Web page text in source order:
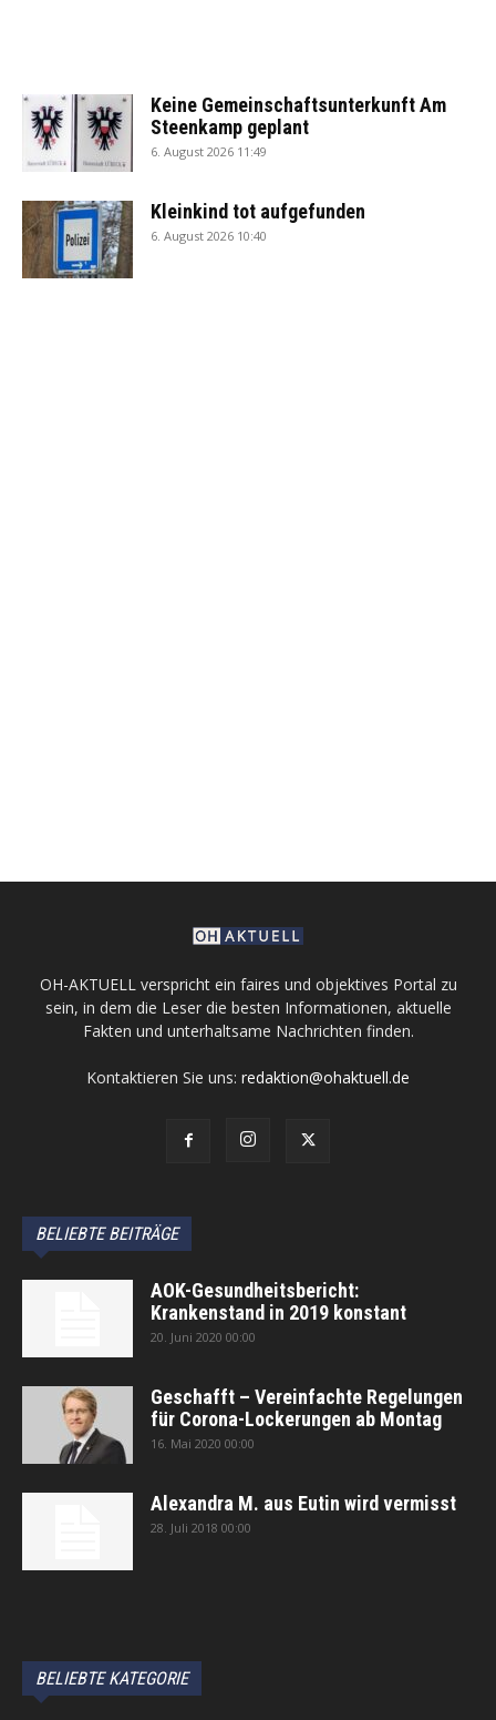
Keine Gemeinschaftsunterkunft Am
Steenkamp geplant
6. August 2026 11:49
Kleinkind tot aufgefunden
6. August 2026 10:40
OH-AKTUELL verspricht ein faires und objektives Portal zu
sein, in dem die Leser die besten Informationen, aktuelle
Fakten und unterhaltsame Nachrichten finden.
Kontaktieren Sie uns: redaktion@ohaktuell.de
BELIEBTE BEITRÄGE
AOK-Gesundheitsbericht:
Krankenstand in 2019 konstant
20. Juni 2020 00:00
Geschafft – Vereinfachte Regelungen
für Corona-Lockerungen ab Montag
16. Mai 2020 00:00
Alexandra M. aus Eutin wird vermisst
28. Juli 2018 00:00
BELIEBTE KATEGORIE